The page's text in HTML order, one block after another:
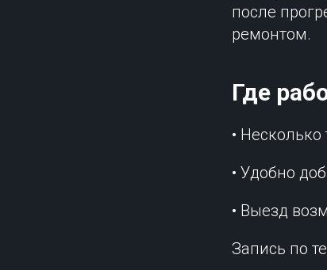
после
ремонтом.
Где
•
• Удобно
• Выезд
Запись по